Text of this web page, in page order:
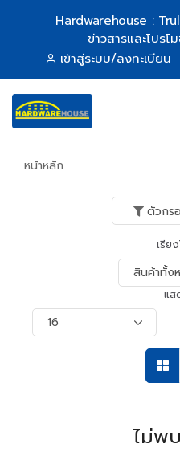
Hardwarehouse :
ข่าวสารและโปรโ
เข้าสู่ระบบ/ลงทะเบียน
หน้าหลัก
ตัวกร
เรีย
แส
ไม่พ